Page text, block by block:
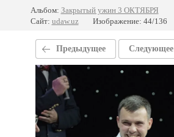
Альбом: Закрытый ужин 3 ОКТЯБРЯ
Сайт: udaw.uz Изображение: 44/136
Предыдущее Следующее